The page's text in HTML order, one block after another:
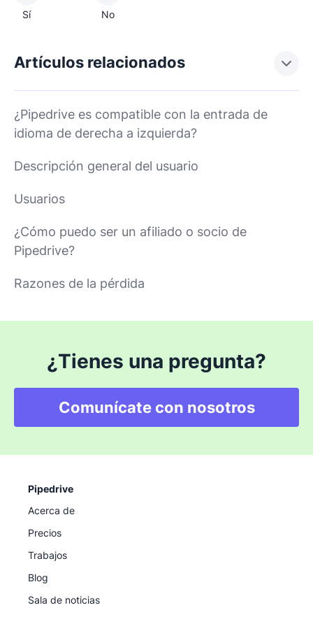
Sí No
Artículos relacionados
¿Pipedrive es compatible con la entrada de
idioma de derecha a izquierda?
Descripción general del usuario
Usuarios
¿Cómo puedo ser un afiliado o socio de
Pipedrive?
Razones de la pérdida
¿Tienes una pregunta?
Comunícate con nosotros
Pipedrive
Acerca de
Precios
Trabajos
Blog
Sala de noticias